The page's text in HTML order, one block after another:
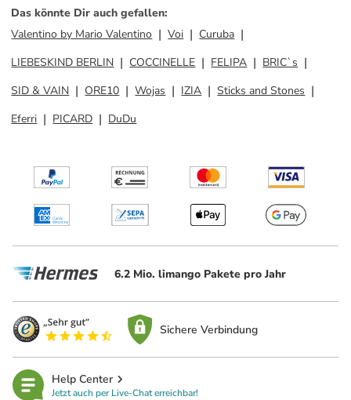
Das könnte Dir auch gefallen:
Valentino by Mario Valentino
Voi
Curuba
LIEBESKIND BERLIN
COCCINELLE FELIPA
BRIC`s
SID & VAIN
ORE10 Wojas IZIA
Sticks and Stones
Eferri
PICARD DuDu
6.2 Mio. limango Pakete pro Jahr
Sichere Verbindung
Help Center
Jetzt auch per Live-Chat erreichbar!